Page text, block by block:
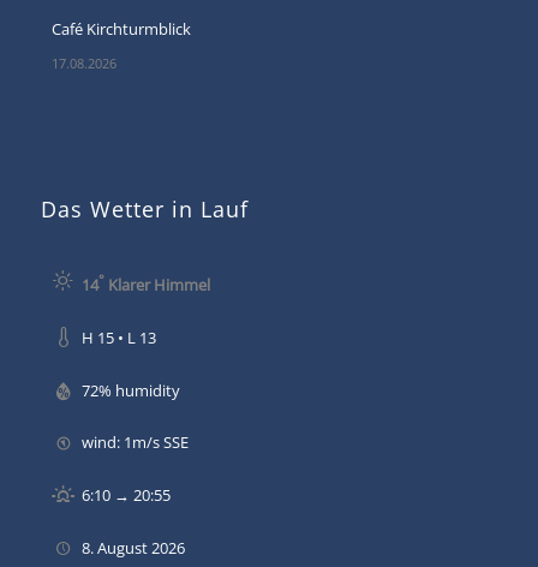
Café Kirchturmblick
17.08.2026
Das Wetter in Lauf
14° Klarer Himmel
H 15 • L 13
72% humidity
wind: 1m/s SSE
6:10 → 20:55
8. August 2026